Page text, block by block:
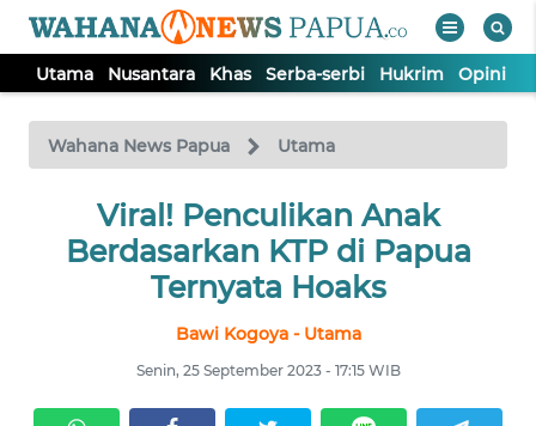
Utama Nusantara Khas Serba-serbi Hukrim Opini
Wahana News Papua Utama
Viral! Penculikan Anak
Berdasarkan KTP di Papua
Ternyata Hoaks
Bawi Kogoya - Utama
Senin, 25 September 2023 - 17:15 WIB
TV
Tutup
SERBA-